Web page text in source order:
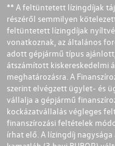
** A feltüntetett lízingdíjak
részéről semmilyen
feltüntetett lízingdíjak
vonatkoznak, az általános
adott gépjármű típus
átszámított kiskereskedelmi
meghatározásra. A
szerint elvégzett ügylet- és
vállalja a gépjármű
kockázatvállalás végleges
finanszírozási feltételek
írhat elő. A lízingdíj